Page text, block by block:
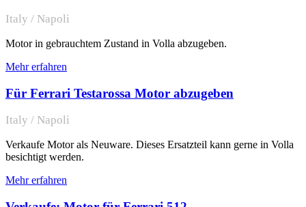
Italy / Napoli
Motor in gebrauchtem Zustand in Volla abzugeben.
Mehr erfahren
Für Ferrari Testarossa Motor abzugeben
Italy / Napoli
Verkaufe Motor als Neuware. Dieses Ersatzteil kann gerne in Volla
besichtigt werden.
Mehr erfahren